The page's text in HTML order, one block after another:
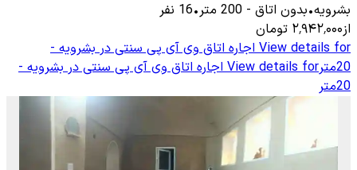
بشرویه•بدون اتاق -
200 متر•
16 نفر
از۲٬۹۴۲٬۰۰۰ تومان
View details for اجاره اتاق وی آی پی سنتی در بشرویه -
20متر
View details for اجاره اتاق وی آی پی سنتی در بشرویه -
20متر